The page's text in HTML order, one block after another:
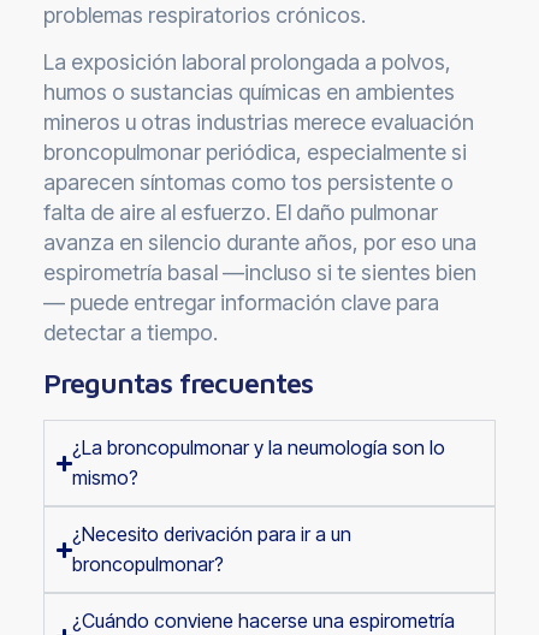
problemas respiratorios crónicos.
La exposición laboral prolongada a polvos,
humos o sustancias químicas en ambientes
mineros u otras industrias merece evaluación
broncopulmonar periódica, especialmente si
aparecen síntomas como tos persistente o
falta de aire al esfuerzo. El daño pulmonar
avanza en silencio durante años, por eso una
espirometría basal —incluso si te sientes bien
— puede entregar información clave para
detectar a tiempo.
Preguntas frecuentes
¿La broncopulmonar y la neumología son lo
mismo?
¿Necesito derivación para ir a un
broncopulmonar?
¿Cuándo conviene hacerse una espirometría